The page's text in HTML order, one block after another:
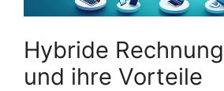
Hybride
und ihre Vorteile